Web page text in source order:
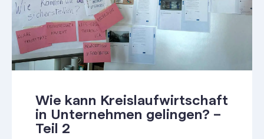
Wie kann Kreislaufwirtschaft
in Unternehmen gelingen? –
Teil 2